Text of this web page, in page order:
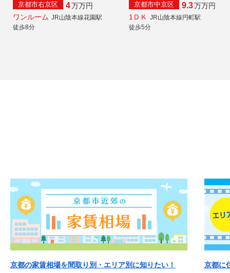
京都市右京区 4万万円
ワンルーム JR山陰本線花園駅
徒歩8分
京都市中京区 9.3万万円
1ＤＫ
JR山陰本線円町駅
徒歩5分
京都の家賃相場を間取り別・エリア別に知りたい！
京都に